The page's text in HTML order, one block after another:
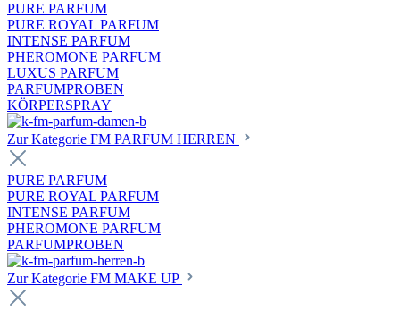
PURE PARFUM
PURE ROYAL PARFUM
INTENSE PARFUM
PHEROMONE PARFUM
LUXUS PARFUM
PARFUMPROBEN
KÖRPERSPRAY
Zur Kategorie FM PARFUM HERREN
PURE PARFUM
PURE ROYAL PARFUM
INTENSE PARFUM
PHEROMONE PARFUM
PARFUMPROBEN
Zur Kategorie FM MAKE UP